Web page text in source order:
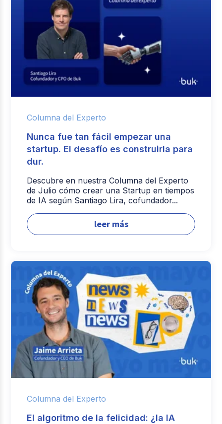
Columna del Experto
Nunca fue tan fácil empezar una
startup. El desafío es construirla para
dur.
Descubre en nuestra Columna del Experto
de Julio cómo crear una Startup en tiempos
de IA según Santiago Lira, cofundador...
leer más
Columna del Experto
El algoritmo de la felicidad: ¿la IA